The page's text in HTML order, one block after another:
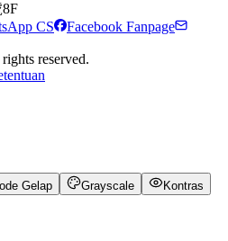
CS
Facebook Fanpage
reserved.
Gelap Grayscale Kontras